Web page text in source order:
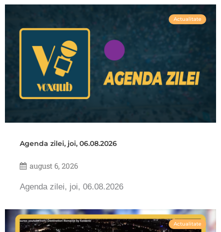
Actualitate
Agenda zilei, joi, 06.08.2026
august 6, 2026
Agenda zilei, joi, 06.08.2026
Actualitate